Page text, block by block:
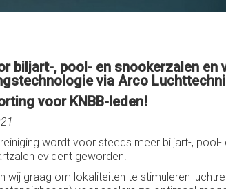
biljart-, pool- en snookerzalen en
via Arco
voor KNBB-leden!
wordt voor steeds meer biljart-,
evident geworden.
wij graag om lokaliteiten te stimuleren